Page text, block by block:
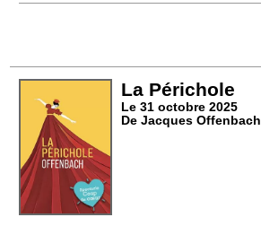
La Périchole
Le 31 octobre 2025
De Jacques Offenbach